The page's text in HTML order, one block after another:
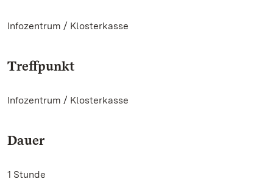
Infozentrum / Klosterkasse
Treffpunkt
Infozentrum / Klosterkasse
Dauer
1 Stunde